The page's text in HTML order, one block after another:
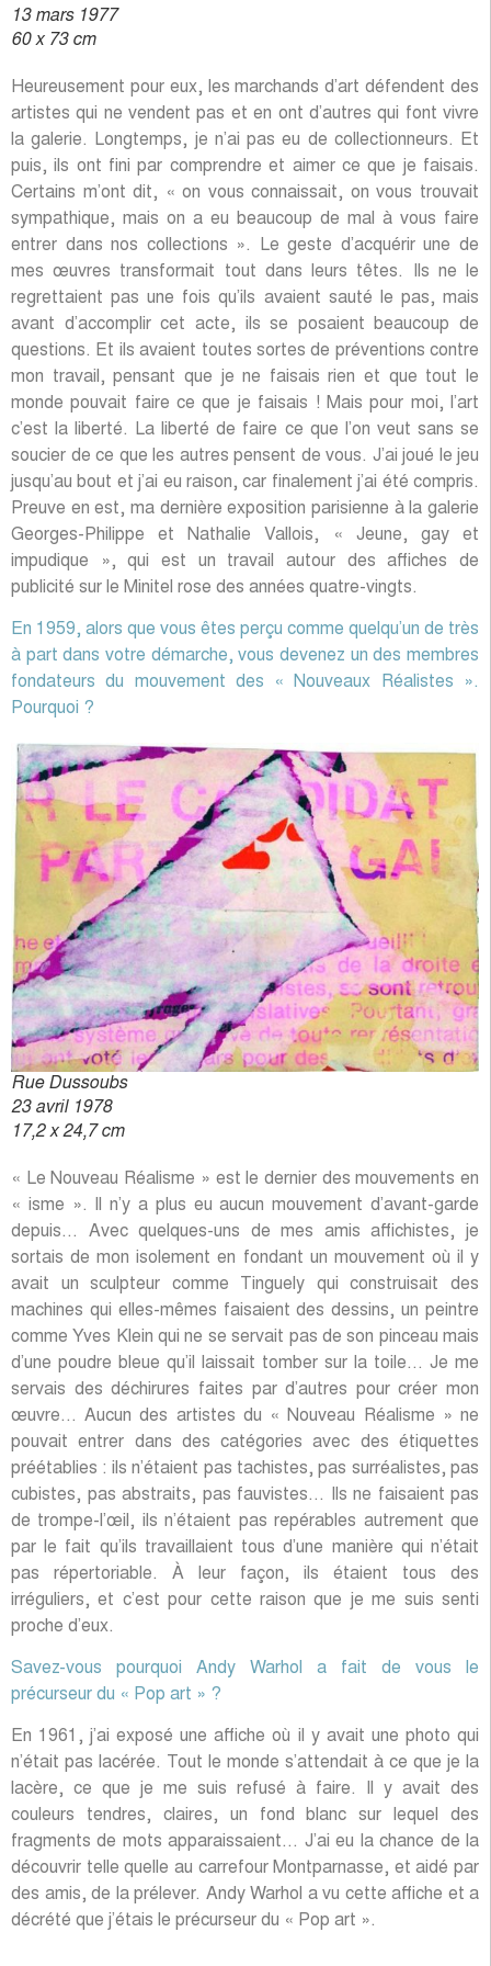
soucier de ce que les autres pensent de vous. J’ai joué le jeu
jusqu’au bout et j’ai eu raison, car finalement j’ai été compris.
Georges-Philippe et Nathalie Vallois, « Jeune, gay et
impudique », qui est un travail autour des affiches de
publicité sur le Minitel rose des années quatre-vingts.
En 1959, alors que vous êtes perçu comme quelqu’un de très
à part dans votre démarche, vous devenez un des membres
fondateurs du mouvement des « Nouveaux Réalistes ».
Pourquoi ?
Rue Dussoubs
23 avril 1978
17,2 x 24,7 cm
« isme ». Il n’y a plus eu aucun mouvement d’avant-garde
depuis… Avec quelques-uns de mes amis affichistes, je
sortais de mon isolement en fondant un mouvement où il y
avait un sculpteur comme Tinguely qui construisait des
machines qui elles-mêmes faisaient des dessins, un peintre
comme Yves Klein qui ne se servait pas de son pinceau mais
d’une poudre bleue qu’il laissait tomber sur la toile… Je me
servais des déchirures faites par d’autres pour créer mon
œuvre… Aucun des artistes du « Nouveau Réalisme » ne
pouvait entrer dans des catégories avec des étiquettes
préétablies : ils n’étaient pas tachistes, pas surréalistes, pas
cubistes, pas abstraits, pas fauvistes… Ils ne faisaient pas
de trompe-l’œil, ils n’étaient pas repérables autrement que
par le fait qu’ils travaillaient tous d’une manière qui n’était
pas répertoriable. À leur façon, ils étaient tous des
proche d’eux.
Savez-vous pourquoi Andy Warhol a fait de vous le
précurseur du « Pop art » ?
En 1961, j’ai exposé une affiche où il y avait une photo qui
n’était pas lacérée. Tout le monde s’attendait à ce que je la
lacère, ce que je me suis refusé à faire. Il y avait des
couleurs tendres, claires, un fond blanc sur lequel des
fragments de mots apparaissaient… J’ai eu la chance de la
découvrir telle quelle au carrefour Montparnasse, et aidé par
des amis, de la prélever. Andy Warhol a vu cette affiche et a
décrété que j’étais le précurseur du « Pop art ».